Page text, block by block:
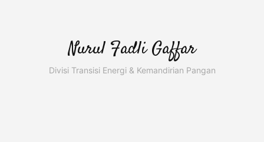
Nurul Fadli Gaffar
Divisi Transisi Energi & Kemandirian Pangan